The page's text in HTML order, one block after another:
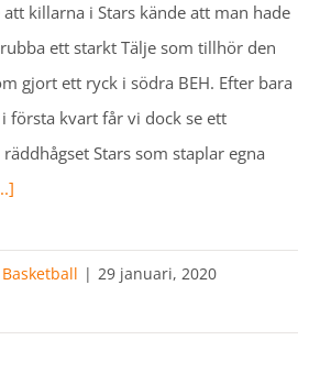
killarna i Stars kände att man hade
ett starkt Tälje som tillhör den
gjort ett ryck i södra BEH. Efter bara
första kvart får vi dock se ett
Stars som staplar egna
| 29 januari, 2020